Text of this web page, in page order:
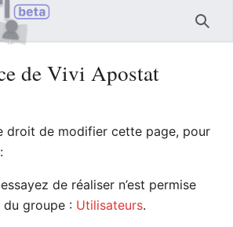
de Vivi Apostat
droit de modifier cette page, pour
de réaliser n’est permise
du groupe : Utilisateurs.